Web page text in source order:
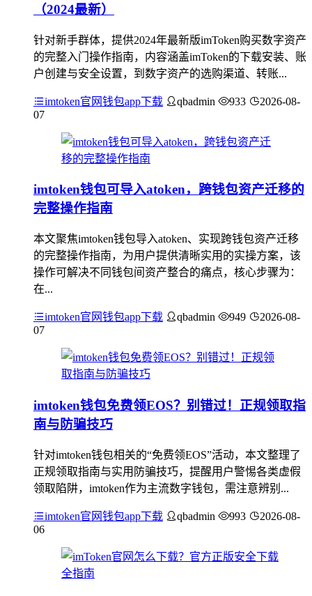
（2024最新）
针对新手群体，提供2024年最新版imToken购买数字资产
的完整入门操作指南，内容涵盖imToken的下载安装、账
户创建与安全设置，到数字资产的选购渠道、转账...
imtoken官网钱包app下载 qbadmin 933
2026-08-
07
imtoken钱包可导入atoken，跨钱包资产迁移的
完整操作指南
本文聚焦imtoken钱包导入atoken、实现跨钱包资产迁移
的完整操作指南，为用户提供清晰实用的实操方案，该
操作可解决不同钱包间资产整合的痛点，核心步骤为：
在...
imtoken官网钱包app下载 qbadmin 949
2026-08-
07
imtoken钱包免费领EOS？别错过！正规领取指
南与防骗技巧
针对imtoken钱包相关的“免费领EOS”活动，本文整理了
正规领取指南与实用防骗技巧，提醒用户警惕各类虚假
领取陷阱，imtoken作为主流数字钱包，需注意辨别...
imtoken官网钱包app下载 qbadmin 993
2026-08-
06